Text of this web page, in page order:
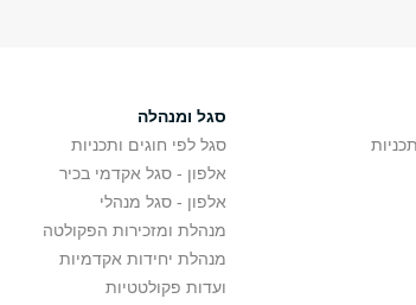
סגל ומנהלה
סגל לפי חוגים ותכניות
אלפון - סגל אקדמי בכיר
אלפון - סגל מנהלי
מנהלת ומזכירות הפקולטה
מנהלת יחידות אקדמיות
ועדות פקולטטיות